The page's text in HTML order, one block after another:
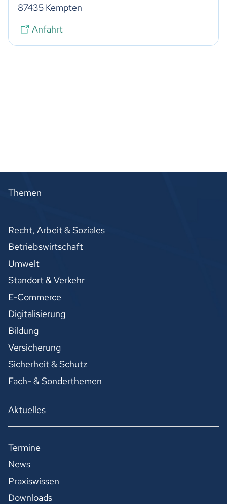
87435 Kempten
Anfahrt
Themen
Recht, Arbeit & Soziales
Betriebswirtschaft
Umwelt
Standort & Verkehr
E-Commerce
Digitalisierung
Bildung
Versicherung
Sicherheit & Schutz
Fach- & Sonderthemen
Aktuelles
Termine
News
Praxiswissen
Downloads